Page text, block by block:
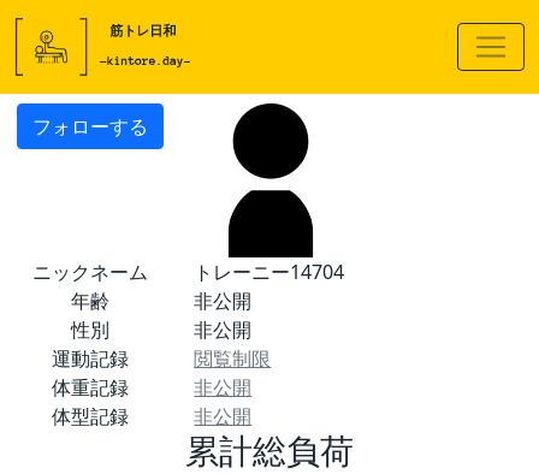
フォローする
ニックネーム
トレーニー14704
年齢
非公開
性別
非公開
運動記録
閲覧制限
体重記録
非公開
体型記録
非公開
累計総負荷